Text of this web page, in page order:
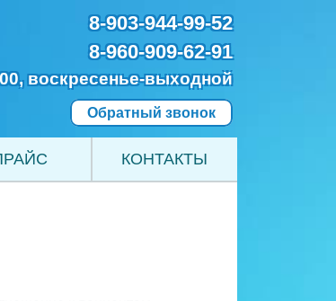
8-903-944-99-52
8-960-909-62-91
воскресенье-выходной
Обратный звонок
КОНТАКТЫ